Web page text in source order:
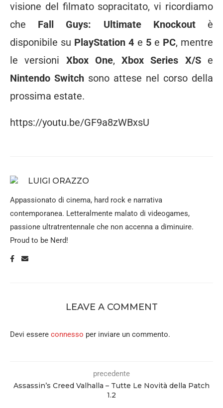
visione del filmato sopracitato, vi ricordiamo
che Fall Guys: Ultimate Knockoutè
disponibile su PlayStation 4 e 5e PC, mentre
le versioni Xbox One,Xbox Series X/Se
Nintendo Switch sono attese nel corso della
prossima estate.
https://youtu.be/GF9a8zWBxsU
LUIGI ORAZZO
Appassionato di cinema, hard rock e narrativa
contemporanea. Letteralmente malato di videogames,
passione ultratrentennale che non accenna a diminuire.
Proud to be Nerd!
LEAVE A COMMENT
Devi essere connesso per inviare un commento.
precedente
Assassin’s Creed Valhalla – Tutte Le Novità della Patch
1.2